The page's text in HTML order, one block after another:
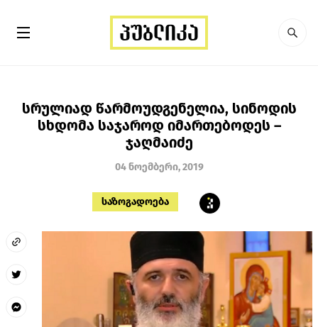
სრულიად წარმოუდგენელია, სინოდის
სხდომა საჯაროდ იმართებოდეს –
ჯაღმაიძე
04 ნოემბერი, 2019
საზოგადოება